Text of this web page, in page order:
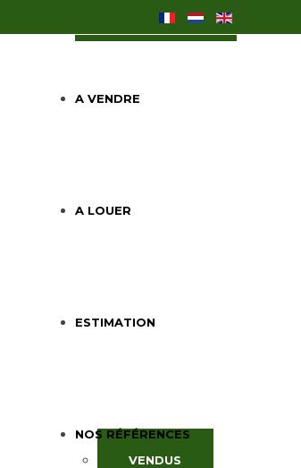
A VENDRE
A LOUER
ESTIMATION
NOS RÉFÉRENCES
VENDUS